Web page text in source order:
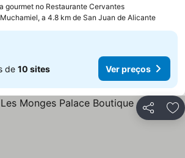
gourmet no Restaurante Cervantes
Muchamiel, a 4.8 km de San Juan de Alicante
de 10 sites Ver preços
Partilhar